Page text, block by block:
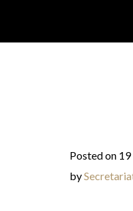
Posted on
by